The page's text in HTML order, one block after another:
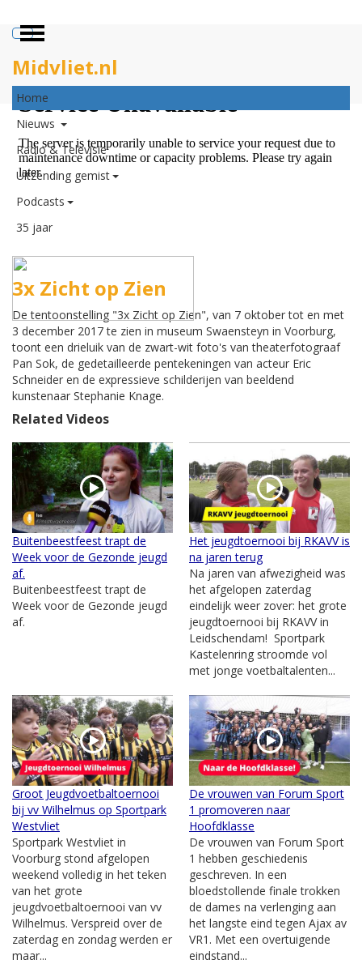
Midvliet.nl
Home
Nieuws
Radio & Televisie
Uitzending gemist
Podcasts
35 jaar
ZOEKEN
3x Zicht op Zien
De tentoonstelling "3x Zicht op Zien", van 7 oktober tot en met
3 december 2017 te zien in museum Swaensteyn in Voorburg,
toont een drieluik van de zwart-wit foto's van theaterfotograaf
Pan Sok, de gedetailleerde pentekeningen van acteur Eric
Schneider en de expressieve schilderijen van beeldend
kunstenaar Stephanie Knage.
Related Videos
Buitenbeestfeest trapt de
Week voor de Gezonde jeugd
af.
Buitenbeestfeest trapt de
Week voor de Gezonde jeugd
af.
Het jeugdtoernooi bij RKAVV is
na jaren terug
Na jaren van afwezigheid was
het afgelopen zaterdag
eindelijk weer zover: het grote
jeugdtoernooi bij RKAVV in
Leidschendam! Sportpark
Kastelenring stroomde vol
met jonge voetbaltalenten...
Groot Jeugdvoetbaltoernooi
bij vv Wilhelmus op Sportpark
Westvliet
Sportpark Westvliet in
Voorburg stond afgelopen
weekend volledig in het teken
van het grote
jeugdvoetbaltoernooi van vv
Wilhelmus. Verspreid over de
zaterdag en zondag werden er
maar...
De vrouwen van Forum Sport
1 promoveren naar
Hoofdklasse
De vrouwen van Forum Sport
1 hebben geschiedenis
geschreven. In een
bloedstollende finale trokken
de dames na verlenging aan
het langste eind tegen Ajax av
VR1. Met een overtuigende
eindstand...